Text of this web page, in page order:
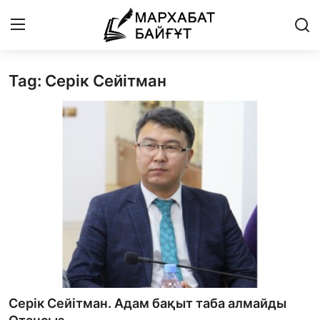
Басты бет
Байланыс
Мархабат Байғұт 80 жас
Бейнебаян
Әлем әдебиеті
Tag: Серік Сейітман
Серік Сейітман. Адам бақыт таба алмайды